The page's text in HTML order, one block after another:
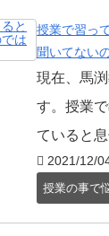
授業で習っ
聞いてない
現在、馬
す。授業
ていると
2021/12/
授業の事で